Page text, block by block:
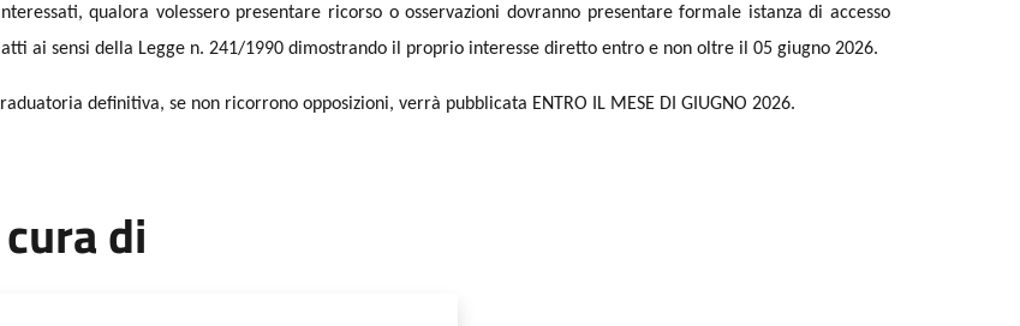
qualora volessero presentare ricorso o osservazioni dovranno presentare formale istanza di accesso
ai sensi della Legge n. 241/1990 dimostrando il proprio interesse diretto entro e non oltre il 05 giugno 2026.
definitiva, se non ricorrono opposizioni, verrà pubblicata ENTRO IL MESE DI GIUGNO 2026.
di